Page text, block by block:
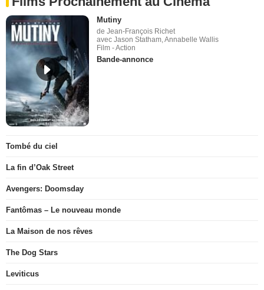
Mutiny
de Jean-François Richet
avec Jason Statham, Annabelle Wallis
Film - Action
Bande-annonce
Tombé du ciel
La fin d’Oak Street
Avengers: Doomsday
Fantômas – Le nouveau monde
La Maison de nos rêves
The Dog Stars
Leviticus